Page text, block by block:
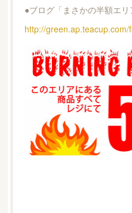
●ブログ「まさかの半額エ
http://